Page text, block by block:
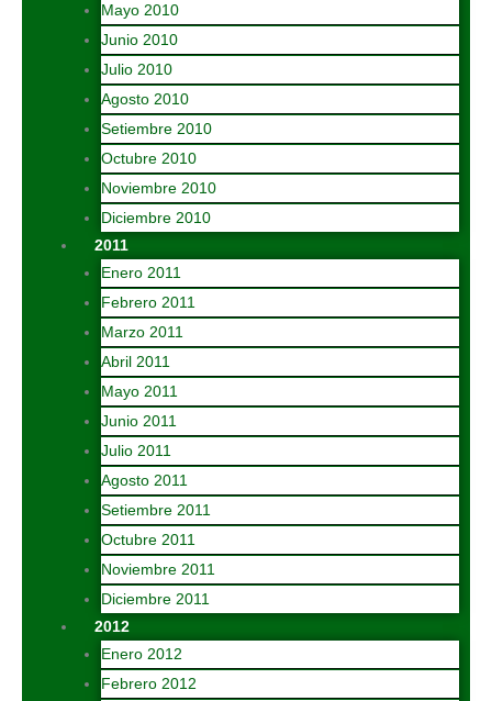
Mayo 2010
Junio 2010
Julio 2010
Agosto 2010
Setiembre 2010
Octubre 2010
Noviembre 2010
Diciembre 2010
2011
Enero 2011
Febrero 2011
Marzo 2011
Abril 2011
Mayo 2011
Junio 2011
Julio 2011
Agosto 2011
Setiembre 2011
Octubre 2011
Noviembre 2011
Diciembre 2011
2012
Enero 2012
Febrero 2012